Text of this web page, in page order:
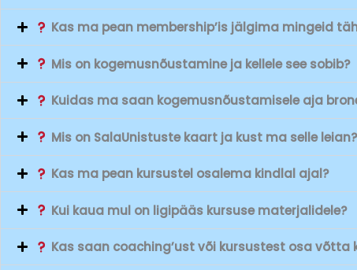
Kas ma pean membership’is jälgima mingeid
Mis on kogemusnõustamine ja kellele see sobib?
Kuidas ma saan kogemusnõustamisele aja
Mis on SalaUnistuste kaart ja kust ma selle leian?
Kas ma pean kursustel osalema kindlal ajal?
Kui kaua mul on ligipääs kursuse materjalidele?
Kas saan coaching’ust või kursustest osa võtta